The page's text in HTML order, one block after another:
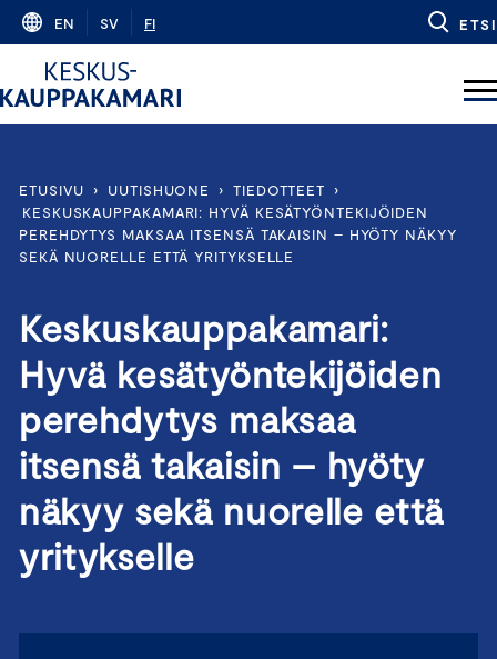
Skip
content
EN SV FI ETSI
ETUSIVU › UUTISHUONE › TIEDOTTEET
›
KESKUSKAUPPAKAMARI: HYVÄ KESÄTYÖNTEKIJÖIDEN
PEREHDYTYS MAKSAA ITSENSÄ TAKAISIN – HYÖTY NÄKYY
SEKÄ NUORELLE ETTÄ YRITYKSELLE
Keskuskauppakamari:
Hyvä kesätyöntekijöiden
perehdytys maksaa
itsensä takaisin – hyöty
näkyy sekä nuorelle että
yritykselle